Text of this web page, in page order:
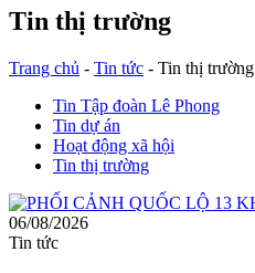
Tin thị trường
Trang chủ - Tin tức - Tin thị trường
Tin Tập đoàn Lê Phong
Tin dự án
Hoạt động xã hội
Tin thị trường
06/08/2026
Tin tức